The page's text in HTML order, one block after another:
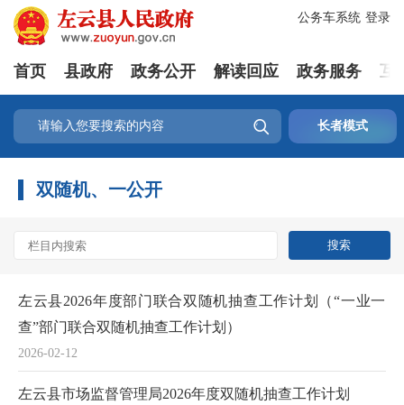
登录
公务车系统
首页 县政府 政务公开 解读回应 政务服务 互
 长者模式
双随机、一公开
2026-02-12
左云县2026年度部门联合双随机抽查工作计划（“一业一
查”部门联合双随机抽查工作计划）
左云县市场监督管理局2026年度双随机抽查工作计划